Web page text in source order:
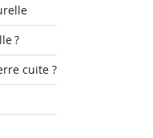
?
cuite ?